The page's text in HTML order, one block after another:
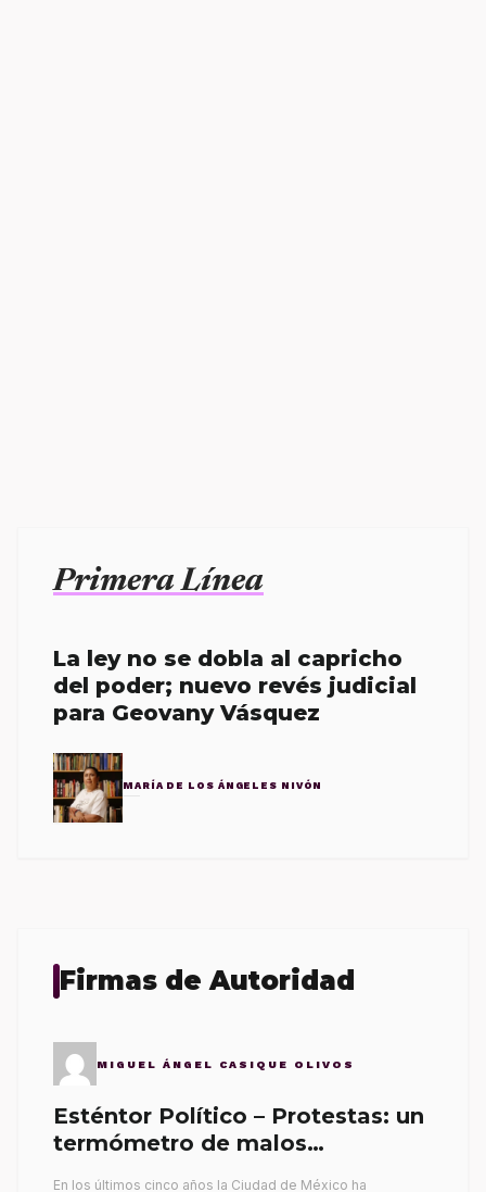
Primera Línea
La ley no se dobla al capricho
del poder; nuevo revés judicial
para Geovany Vásquez
MARÍA DE LOS ÁNGELES NIVÓN
Firmas de Autoridad
MIGUEL ÁNGEL CASIQUE OLIVOS
Esténtor Político – Protestas: un
termómetro de malos
En los últimos cinco años la Ciudad de México ha